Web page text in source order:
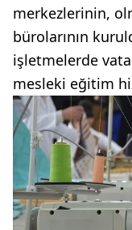
merkezlerinin,
bürolarının
işletmelerde
mesleki eğitim